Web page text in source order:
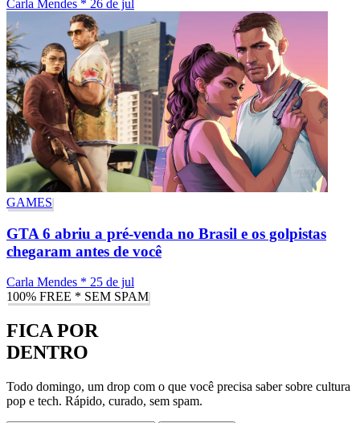
Carla Mendes * 26 de jul
GAMES
GTA 6 abriu a pré-venda no Brasil e os golpistas
chegaram antes de você
Carla Mendes * 25 de jul
100% FREE * SEM SPAM
FICA POR
DENTRO
Todo domingo, um drop com o que você precisa saber sobre cultura
pop e tech. Rápido, curado, sem spam.